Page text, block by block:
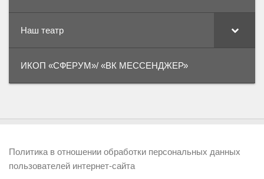
Наш театр
ИКОП «СФЕРУМ»/ «ВК МЕССЕНДЖЕР»
Политика в отношении обработки персональных данных
пользователей интернет-сайта